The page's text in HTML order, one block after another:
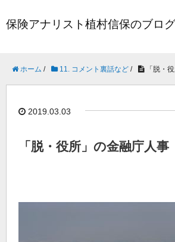
保険アナリスト植村信保のブログ
ホーム / 11. コメント裏話など / 「脱・
2019.03.03
「脱・役所」の金融庁人事